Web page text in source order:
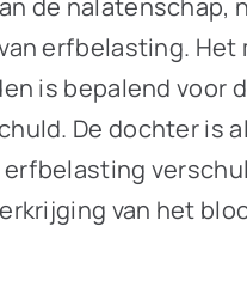
erfbelasting. Het
is bepalend voor
De dochter is
van het